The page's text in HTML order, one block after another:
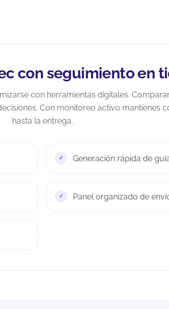
con seguimiento en
con herramientas digitales.
Con monitoreo activo mantienes
hasta la entrega.
Generación rápida de
Panel organizado de